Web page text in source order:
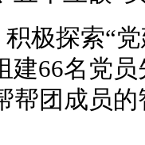
极探索“
建66名党
帮团成员